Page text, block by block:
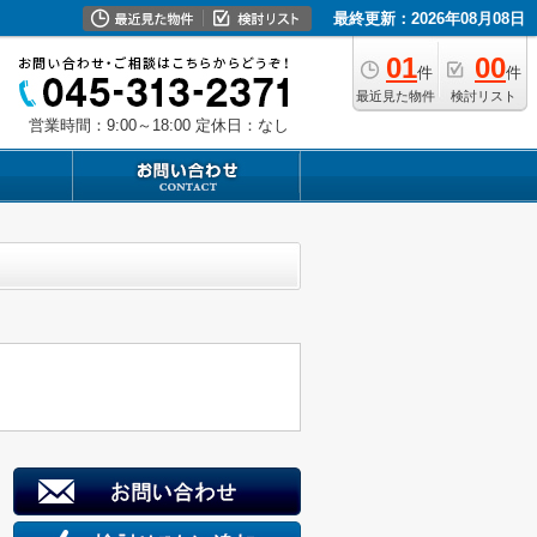
最終更新：2026年08月08日
01件
最近見た物件
00件
検討リスト
営業時間：9:00～18:00 定休日：なし